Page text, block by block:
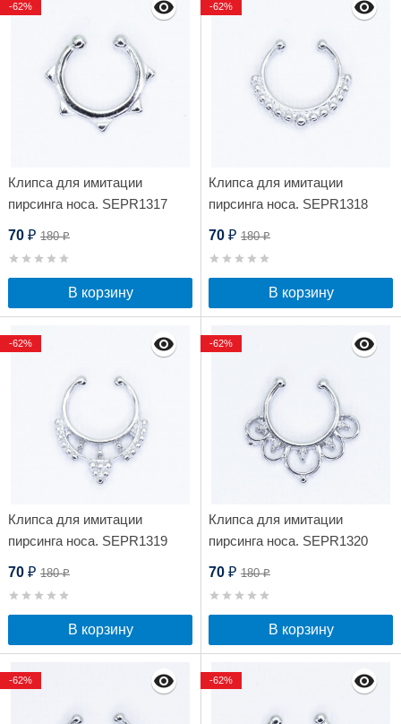
Клипса для имитации
пирсинга носа. SEPR1317
70 ₽ 180₽
В корзину
-62%
Клипса для имитации
пирсинга носа. SEPR1318
70 ₽ 180₽
В корзину
-62%
Клипса для имитации
пирсинга носа. SEPR1319
70 ₽ 180₽
В корзину
-62%
Клипса для имитации
пирсинга носа. SEPR1320
70 ₽ 180₽
В корзину
-62%
-62% -62%